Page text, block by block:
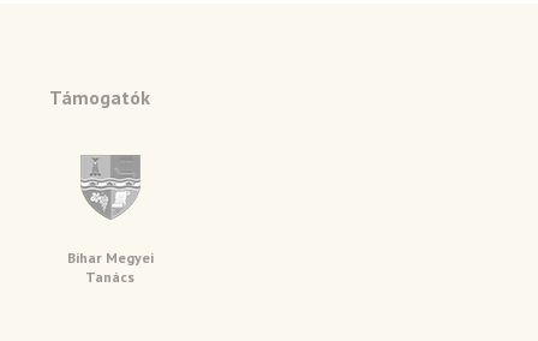
Támogatók
Bihar Megyei
Tanács